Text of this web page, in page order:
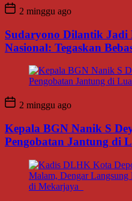
2 minggu ago
Sudaryono Dilantik Jadi
Nasional: Tegaskan
2 minggu ago
Kepala BGN Nanik S
Pengobatan Jantung di